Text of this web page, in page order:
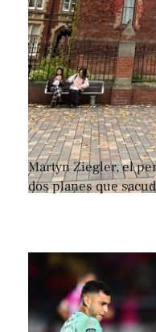
Martyn Ziegler, el
dos planes que